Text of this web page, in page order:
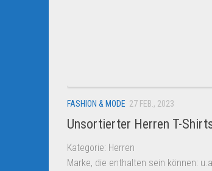
FASHION & MODE 27 FEB., 2023
Unsortierter Herren T-
Kategorie: Herren
Marke, die enthalten sein können: